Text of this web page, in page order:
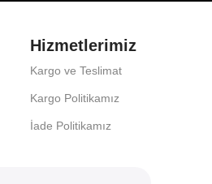
Hizmetlerimiz
Kargo ve Teslimat
Kargo Politikamız
İade Politikamız